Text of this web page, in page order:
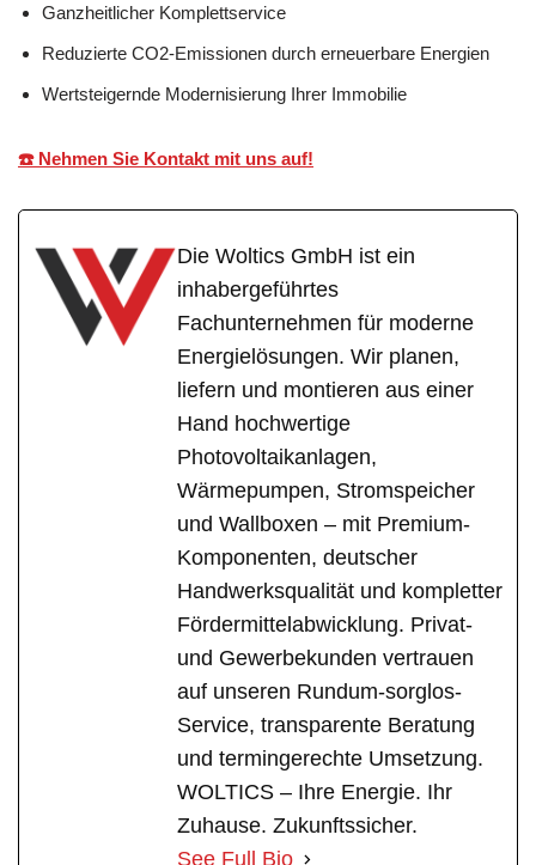
Ganzheitlicher Komplettservice
Reduzierte CO2-Emissionen durch erneuerbare Energien
Wertsteigernde Modernisierung Ihrer Immobilie
☎️ Nehmen Sie Kontakt mit uns auf!
Die Woltics GmbH ist ein
inhabergeführtes
Fachunternehmen für moderne
Energielösungen. Wir planen,
liefern und montieren aus einer
Hand hochwertige
Photovoltaikanlagen,
Wärmepumpen, Stromspeicher
und Wallboxen – mit Premium-
Komponenten, deutscher
Handwerksqualität und kompletter
Fördermittelabwicklung. Privat-
und Gewerbekunden vertrauen
auf unseren Rundum-sorglos-
Service, transparente Beratung
und termingerechte Umsetzung.
WOLTICS – Ihre Energie. Ihr
Zuhause. Zukunftssicher.
See Full Bio